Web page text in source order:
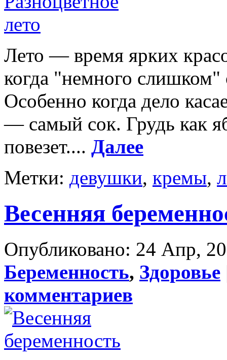
Лето — время ярких
когда "немного слишком"
Особенно когда дело
— самый сок. Грудь как
повезет.... Далее
Метки: девушки, кремы,
Весенняя
Опубликовано: 24 Апр,
Беременность, Здоровье
комментариев